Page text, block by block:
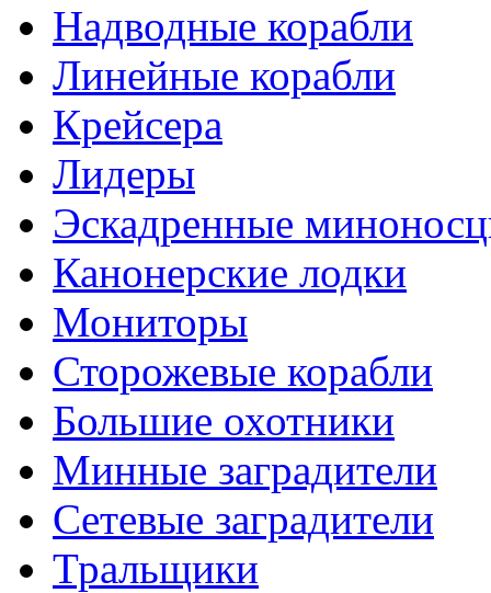
Надводные корабли
Линейные корабли
Крейсера
Лидеры
Эскадренные
Канонерские лодки
Мониторы
Сторожевые корабли
Большие охотники
Минные заградители
Сетевые заградители
Тральщики